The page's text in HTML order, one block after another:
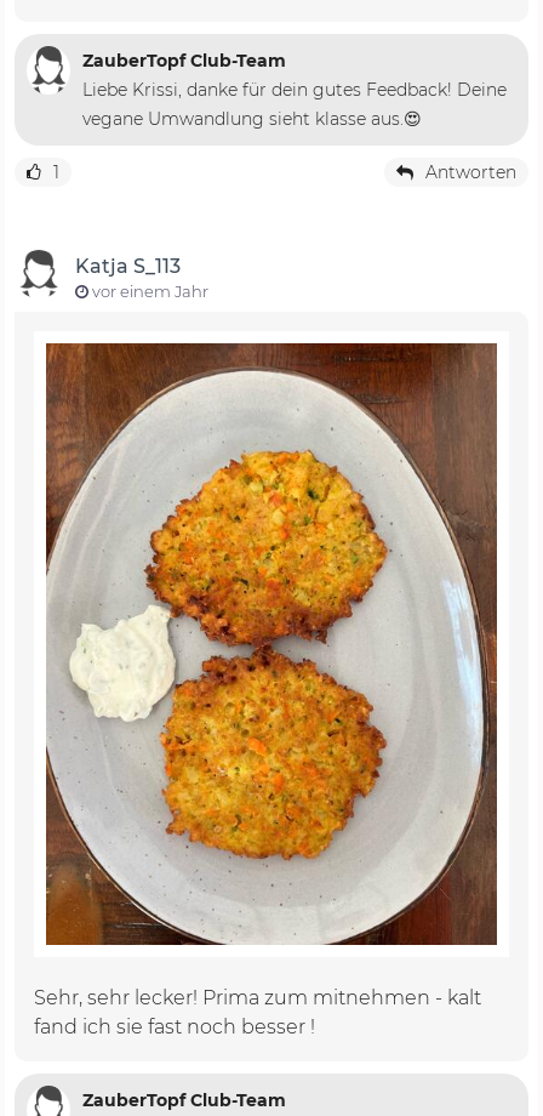
ZauberTopf Club-Team
Liebe Krissi, danke für dein gutes Feedback! Deine
vegane Umwandlung sieht klasse aus.😍
1 Antworten
Katja S_113
vor einem Jahr
Sehr, sehr lecker! Prima zum mitnehmen - kalt
fand ich sie fast noch besser !
ZauberTopf Club-Team